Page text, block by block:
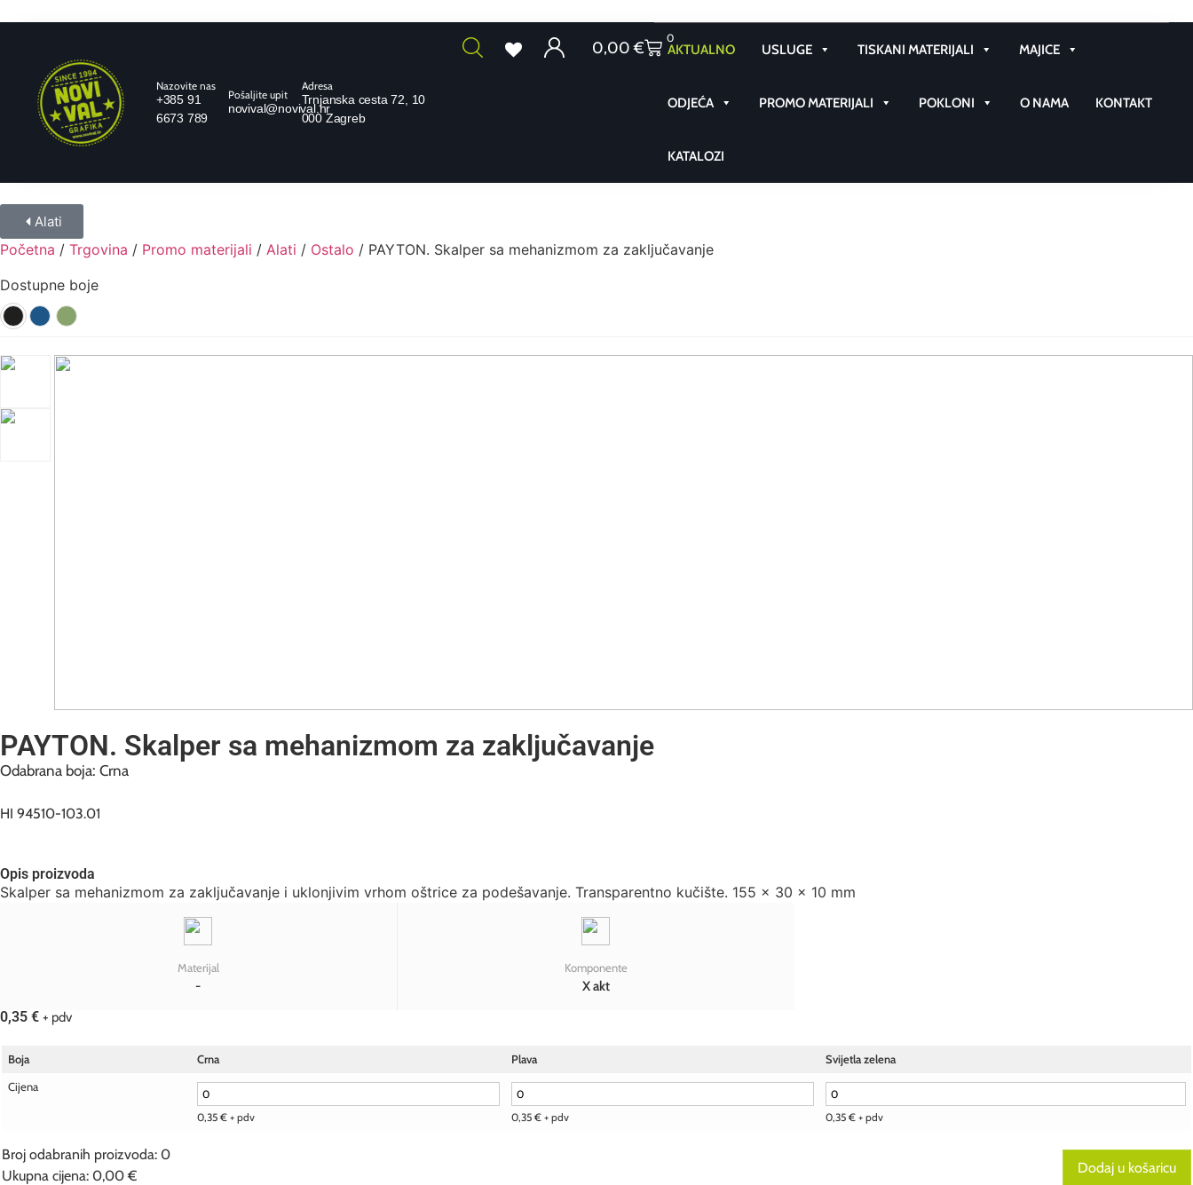
Nazovite nas
+385 91
6673 789
Pošaljite upit
novival@novival.hr
Adresa
Trnjanska cesta 72, 10
000 Zagreb
0,00€
0
AKTUALNO USLUGE TISKANI MATERIJALI MAJICE
ODJEĆA PROMO MATERIJALI POKLONI O NAMA KONTAKT
KATALOZI
Alati
Početna / Trgovina / Promo materijali / Alati / Ostalo / PAYTON. Skalper sa mehanizmom za zaključavanje
Dostupne boje
PAYTON. Skalper sa mehanizmom za zaključavanje
Odabrana boja: Crna
HI 94510-103.01
Opis proizvoda
Skalper sa mehanizmom za zaključavanje i uklonjivim vrhom oštrice za podešavanje. Transparentno kučište. 155 x 30 x 10 mm
Materijal
-
Komponente
X akt
0,35 € + pdv
Boja Crna Plava
Svijetla zelena
Cijena
0,35 € + pdv 0,35 € + pdv 0,35 € + pdv
Broj odabranih proizvoda: 0
Ukupna cijena: 0,00 €
Dodaj u košaricu